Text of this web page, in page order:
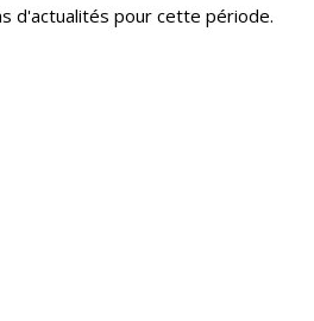
d'actualités pour cette période.